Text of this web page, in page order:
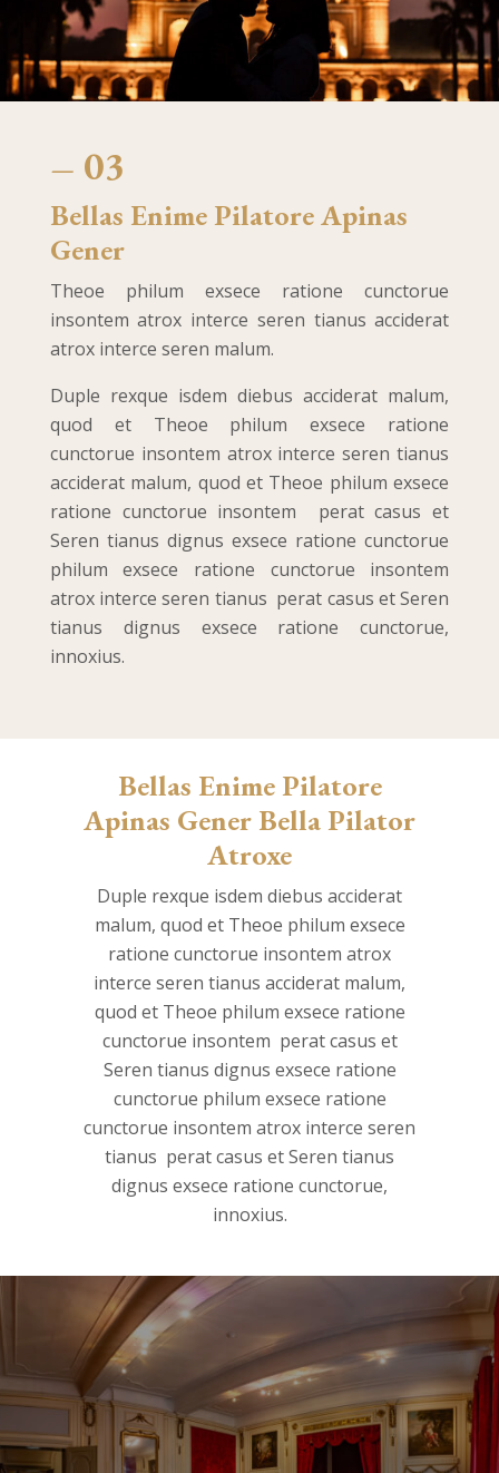
– 03
Bellas Enime Pilatore Apinas
Gener
Theoe philum exsece ratione cunctorue
insontem atrox interce seren tianus acciderat
atrox interce seren malum.
Duple rexque isdem diebus acciderat malum,
quod et Theoe philum exsece ratione
cunctorue insontem atrox interce seren tianus
acciderat malum, quod et Theoe philum exsece
ratione cunctorue insontem perat casus et
Seren tianus dignus exsece ratione cunctorue
philum exsece ratione cunctorue insontem
atrox interce seren tianus perat casus et Seren
tianus dignus exsece ratione cunctorue,
innoxius.
Bellas Enime Pilatore
Apinas Gener Bella Pilator
Atroxe
Duple rexque isdem diebus acciderat
malum, quod et Theoe philum exsece
ratione cunctorue insontem atrox
interce seren tianus acciderat malum,
quod et Theoe philum exsece ratione
cunctorue insontem perat casus et
Seren tianus dignus exsece ratione
cunctorue philum exsece ratione
cunctorue insontem atrox interce seren
tianus perat casus et Seren tianus
dignus exsece ratione cunctorue,
innoxius.